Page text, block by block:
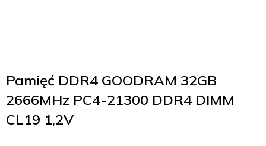
Pamięć DDR4 GOODRAM 32GB
2666MHz PC4-21300 DDR4 DIMM
CL19 1,2V